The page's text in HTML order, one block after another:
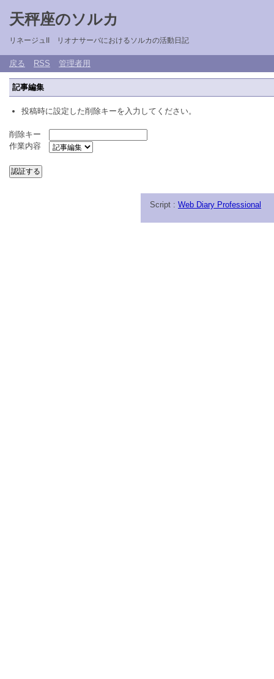
天秤座のソルカ
リネージュII リオナサーバにおけるソルカの活動日記
戻る RSS 管理者用
記事編集
投稿時に設定した削除キーを入力してください。
削除キー
作業内容
Script : Web Diary Professional